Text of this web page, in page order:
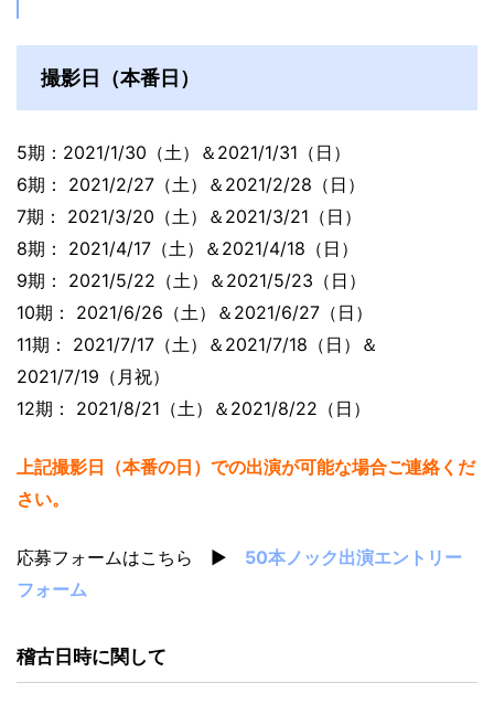
撮影日（本番日）
5期：2021/1/30（土）＆2021/1/31（日）
6期： 2021/2/27（土）＆2021/2/28（日）
7期： 2021/3/20（土）＆2021/3/21（日）
8期： 2021/4/17（土）＆2021/4/18（日）
9期： 2021/5/22（土）＆2021/5/23（日）
10期： 2021/6/26（土）＆2021/6/27（日）
11期： 2021/7/17（土）＆2021/7/18（日）＆
2021/7/19（月祝）
12期： 2021/8/21（土）＆2021/8/22（日）
上記撮影日（本番の日）での出演が可能な場合ご連絡くだ
さい。
応募フォームはこちら ▶ 50本ノック出演エントリー
フォーム
稽古日時に関して